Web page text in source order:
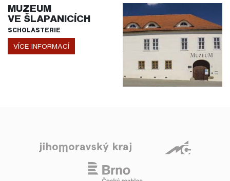
MUZEUM
VE ŠLAPANICÍCH
SCHOLASTERIE
VÍCE INFORMACÍ